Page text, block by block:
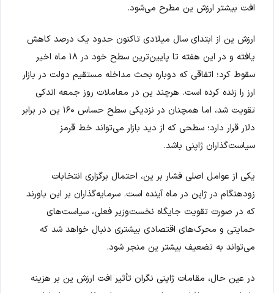
افت بیشتر ارزش ین مطرح می‌شود.
ارزش ین از ابتدای سال میلادی تاکنون حدود یک درصد کاهش
یافته و در این هفته تا پایین‌ترین سطح خود در ۱۸ ماه اخیر
سقوط کرد؛ اتفاقی که دوباره بحث مداخله مستقیم دولت در بازار
ارز را زنده کرده است. هرچند ین در معاملات روز جمعه اندکی
تقویت شد، اما همچنان در نزدیکی سطح حساس ۱۶۰ ین در برابر
دلار قرار دارد؛ سطحی که از دید بازار می‌تواند خط قرمز
سیاست‌گذاران ژاپنی باشد.
یکی از عوامل اصلی فشار بر ین، احتمال برگزاری انتخابات
زودهنگام در ژاپن در ماه آینده است. سرمایه‌گذاران بر این باورند
که در صورت تقویت جایگاه نخست‌وزیر فعلی، سیاست‌های
حمایتی و محرک‌های اقتصادی بیشتری دنبال خواهد شد که
می‌تواند به تضعیف بیشتر ین منجر شود.
در عین حال، مقامات ژاپنی نگران تأثیر افت ارزش ین بر هزینه